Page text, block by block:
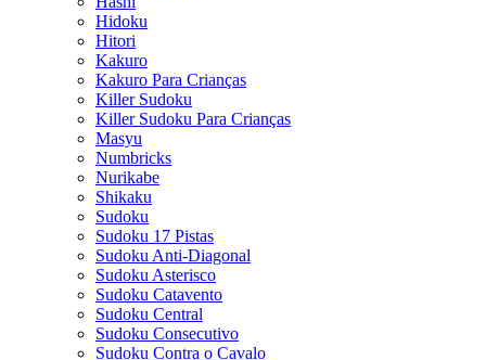
Hidoku
Hitori
Kakuro
Kakuro Para Crianças
Killer Sudoku
Killer Sudoku Para Crianças
Masyu
Numbricks
Nurikabe
Shikaku
Sudoku
Sudoku 17 Pistas
Sudoku Anti-Diagonal
Sudoku Asterisco
Sudoku Catavento
Sudoku Central
Sudoku Consecutivo
Sudoku Contra o Cavalo